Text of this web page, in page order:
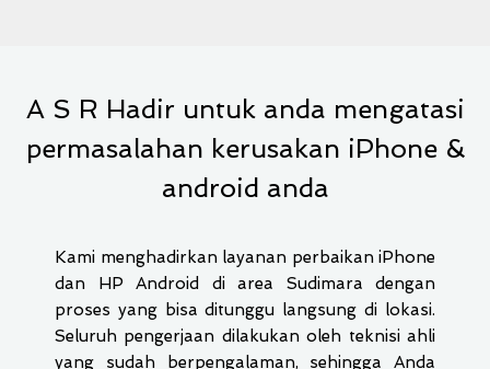
A S R Hadir untuk anda mengatasi
permasalahan kerusakan iPhone &
android anda
Kami menghadirkan layanan perbaikan iPhone
dan HP Android di area Sudimara dengan
proses yang bisa ditunggu langsung di lokasi.
Seluruh pengerjaan dilakukan oleh teknisi ahli
yang sudah berpengalaman, sehingga Anda